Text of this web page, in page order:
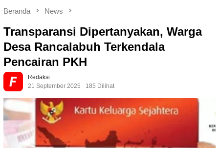
Beranda News
Transparansi Dipertanyakan, Warga
Desa Rancalabuh Terkendala
Pencairan PKH
Redaksi
21 September 2025
185 Dilihat